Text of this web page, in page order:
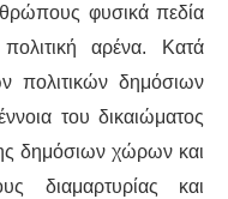
φυσικά πεδία
αρένα. Κατά
πολιτικών δημόσιων
του δικαιώματος
δημόσιων χώρων και
διαμαρτυρίας και